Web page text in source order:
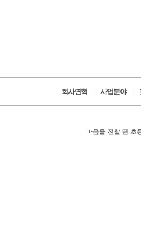
회사연혁 사업분야
마음을 전할 땐 초